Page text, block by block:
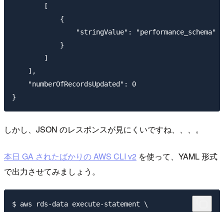
        [
            {
                "stringValue": "performance_schema"
            }
        ]
    ],
    "numberOfRecordsUpdated": 0
しかし、JSON のレスポンスが見にくいですね、、、。
本日 GA されたばかりの AWS CLI v2 を使って、YAML 形式
で出力させてみましょう。
$ aws rds-data execute-statement \